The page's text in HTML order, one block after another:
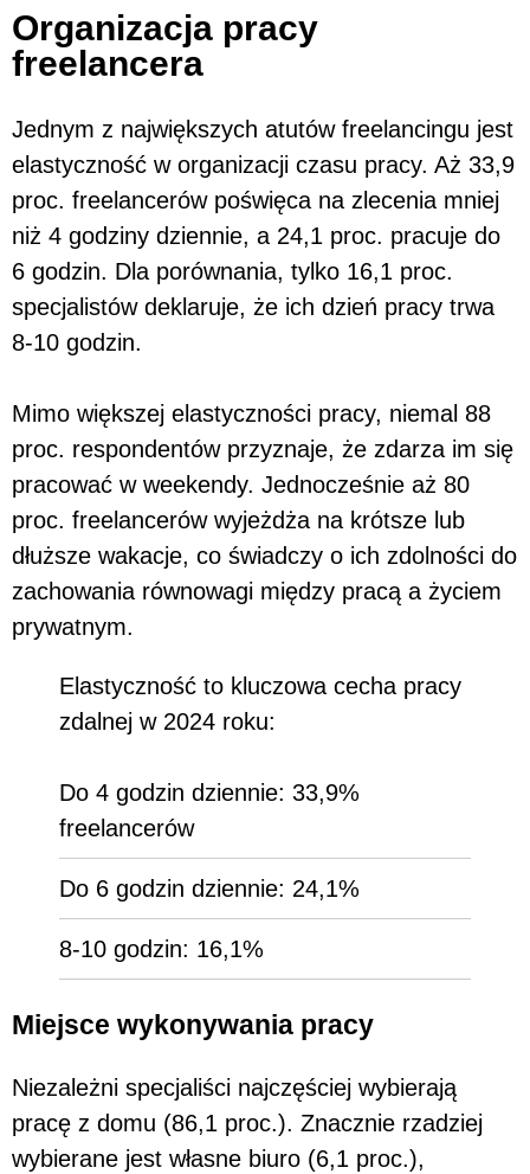
Organizacja pracy
freelancera
Jednym z największych atutów freelancingu jest
elastyczność w organizacji czasu pracy. Aż 33,9
proc. freelancerów poświęca na zlecenia mniej
niż 4 godziny dziennie, a 24,1 proc. pracuje do
6 godzin. Dla porównania, tylko 16,1 proc.
specjalistów deklaruje, że ich dzień pracy trwa
8-10 godzin.
Mimo większej elastyczności pracy, niemal 88
proc. respondentów przyznaje, że zdarza im się
pracować w weekendy. Jednocześnie aż 80
proc. freelancerów wyjeżdża na krótsze lub
dłuższe wakacje, co świadczy o ich zdolności do
zachowania równowagi między pracą a życiem
prywatnym.
Elastyczność to kluczowa cecha pracy
zdalnej w 2024 roku:
Do 4 godzin dziennie: 33,9%
freelancerów
Do 6 godzin dziennie: 24,1%
8-10 godzin: 16,1%
Miejsce wykonywania pracy
Niezależni specjaliści najczęściej wybierają
pracę z domu (86,1 proc.). Znacznie rzadziej
wybierane jest własne biuro (6,1 proc.),